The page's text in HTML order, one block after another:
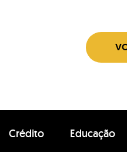
Crédito Educação